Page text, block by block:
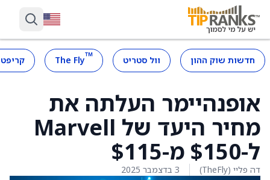
חדשות שוק ההון וול סטריט ™
The Fly
אופנהיימר העלתה את
מחיר היעד של Marvell
ל-$150 מ-$115
דה פליי (TheFly) 3 בדצמבר 2025